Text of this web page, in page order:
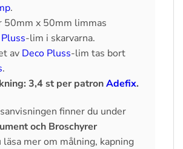
.
50mm x 50mm limmas
-lim i skarvarna.
av Deco Pluss-lim tas bort
.
3,4 st per patronAdefix.
finner du under
och Broschyrer
läsa mer om målning, kapning